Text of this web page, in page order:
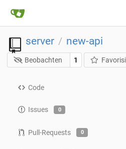
server / new-api
Beobachten 1
Code
Issues 0
Pull-Requests 0